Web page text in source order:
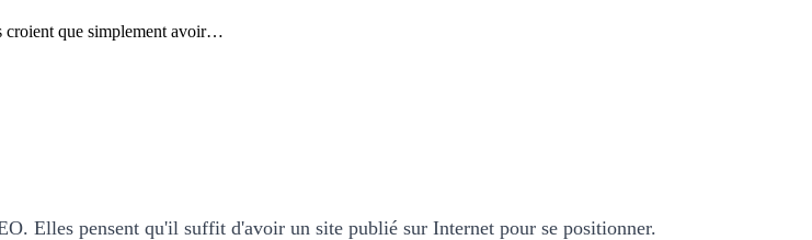
croient que simplement avoir…
Elles pensent qu'il suffit d'avoir un site publié sur Internet pour se positionner.